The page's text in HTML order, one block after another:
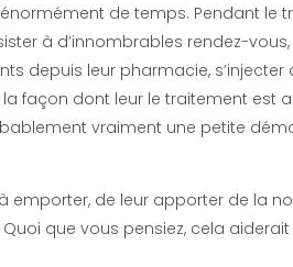
de temps. Pendant le
à d’innombrables rendez-
depuis leur pharmacie,
façon dont leur le traitement est
vraiment une petite
de leur apporter de la
que vous pensiez, cela